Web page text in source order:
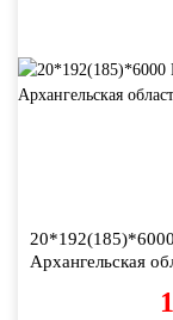
Архангельская